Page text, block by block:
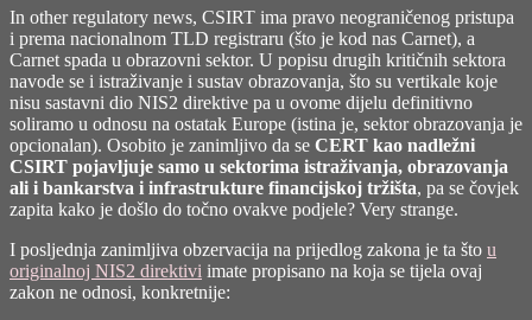
In other regulatory news, CSIRT ima pravo neograničenog pristupa
i prema nacionalnom TLD registraru (što je kod nas Carnet), a
Carnet spada u obrazovni sektor. U popisu drugih kritičnih sektora
navode se i istraživanje i sustav obrazovanja, što su vertikale koje
nisu sastavni dio NIS2 direktive pa u ovome dijelu definitivno
soliramo u odnosu na ostatak Europe (istina je, sektor obrazovanja je
opcionalan). Osobito je zanimljivo da se CERT kao nadležni
CSIRT pojavljuje samo u sektorima istraživanja, obrazovanja
ali i bankarstva i infrastrukture financijskoj tržišta, pa se čovjek
zapita kako je došlo do točno ovakve podjele? Very strange.
I posljednja zanimljiva obzervacija na prijedlog zakona je ta što u
originalnoj NIS2 direktivi imate propisano na koja se tijela ovaj
zakon ne odnosi, konkretnije: